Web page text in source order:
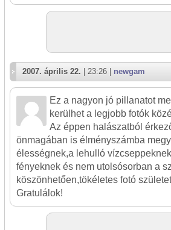
2007. április 22. | 23:26 | newgam
Ez a nagyon jó pillanatot
kerülhet a legjobb fotók
Az éppen halászatból
önmagában is élményszámba
élességnek,a lehulló
fényeknek és nem utolsósorban a
köszönhetően,tökéletes fotó
Gratulálok!